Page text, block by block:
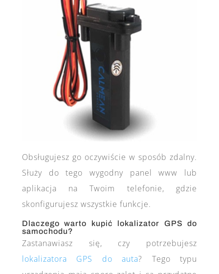
Obsługujesz go oczywiście w sposób zdalny.
Służy do tego wygodny panel www lub
aplikacja na Twoim telefonie, gdzie
skonfigurujesz wszystkie funkcje.
Dlaczego warto kupić lokalizator GPS do
samochodu?
Zastanawiasz się, czy potrzebujesz
lokalizatora GPS do auta? Tego typu